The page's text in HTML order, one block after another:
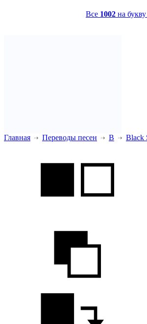
Все 1002 на букву
Главная Переводы песен B Black